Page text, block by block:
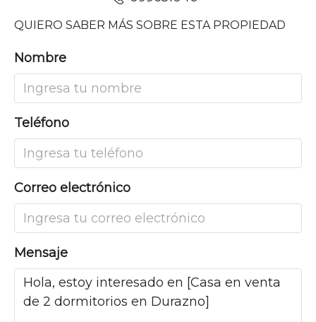
QUIERO SABER MÁS SOBRE ESTA PROPIEDAD
Nombre
Teléfono
Correo electrónico
Mensaje